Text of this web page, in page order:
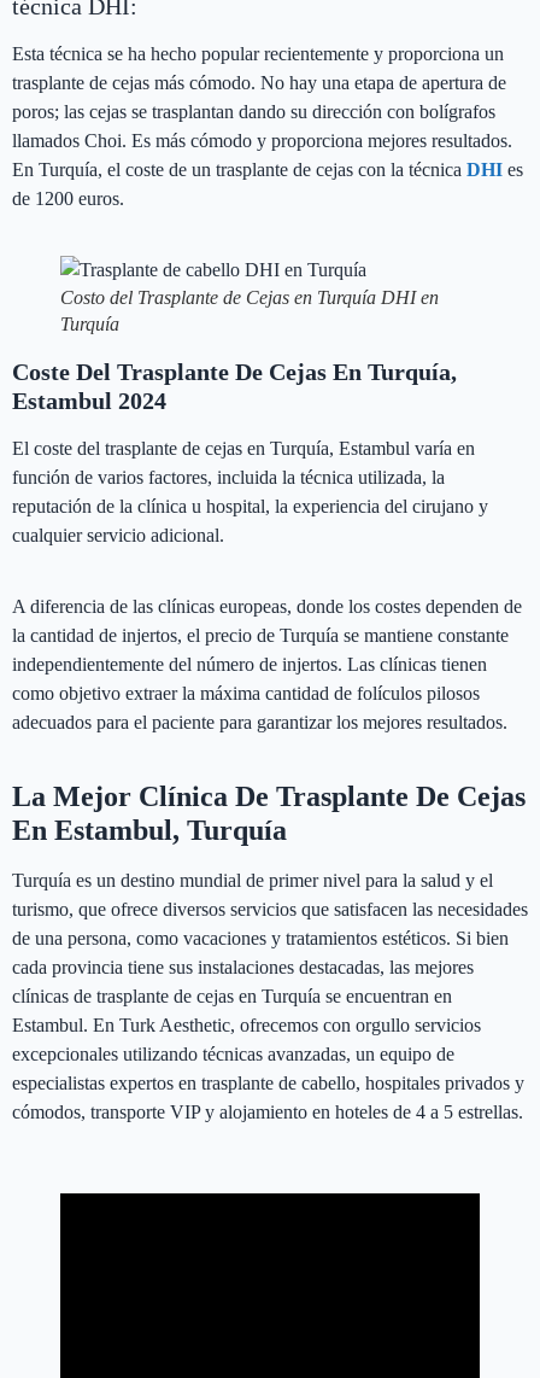
técnica DHI:
Esta técnica se ha hecho popular recientemente y proporciona un
trasplante de cejas más cómodo. No hay una etapa de apertura de
poros; las cejas se trasplantan dando su dirección con bolígrafos
llamados Choi. Es más cómodo y proporciona mejores resultados.
En Turquía, el coste de un trasplante de cejas con la técnica DHI es
de 1200 euros.
Costo del Trasplante de Cejas en Turquía DHI en
Turquía
Coste Del Trasplante De Cejas En Turquía,
Estambul 2024
El coste del trasplante de cejas en Turquía, Estambul varía en
función de varios factores, incluida la técnica utilizada, la
reputación de la clínica u hospital, la experiencia del cirujano y
cualquier servicio adicional.
A diferencia de las clínicas europeas, donde los costes dependen de
la cantidad de injertos, el precio de Turquía se mantiene constante
independientemente del número de injertos. Las clínicas tienen
como objetivo extraer la máxima cantidad de folículos pilosos
adecuados para el paciente para garantizar los mejores resultados.
La Mejor Clínica De Trasplante De Cejas
En Estambul, Turquía
Turquía es un destino mundial de primer nivel para la salud y el
turismo, que ofrece diversos servicios que satisfacen las necesidades
de una persona, como vacaciones y tratamientos estéticos. Si bien
cada provincia tiene sus instalaciones destacadas, las mejores
clínicas de trasplante de cejas en Turquía se encuentran en
Estambul. En Turk Aesthetic, ofrecemos con orgullo servicios
excepcionales utilizando técnicas avanzadas, un equipo de
especialistas expertos en trasplante de cabello, hospitales privados y
cómodos, transporte VIP y alojamiento en hoteles de 4 a 5 estrellas.